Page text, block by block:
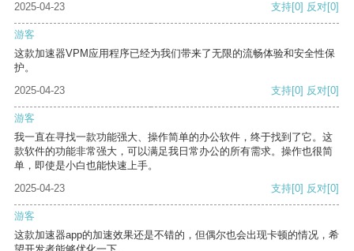
2025-04-23 支持[0] 反对[0]
游客
这款加速器VPM应用程序已经为我们带来了无限的流畅体验和安全性保
护。
2025-04-23
支持[0] 反对[0]
游客
我一直在寻找一款功能强大、操作简单的办公软件，终于找到了它。这
款软件的功能非常强大，可以满足我日常办公的所有需求。操作也很简
单，即使是小白也能快速上手。
2025-04-23
支持[0] 反对[0]
游客
这款加速器app的加速效果还是不错的，但偶尔也会出现卡顿的情况，希